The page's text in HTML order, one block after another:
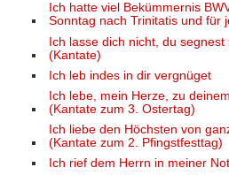
Ich hatte viel Bekümmernis
Sonntag nach Trinitatis und für
Ich lasse dich nicht, du segnest
(Kantate)
Ich leb indes in dir vergnüget
Ich lebe, mein Herze, zu
(Kantate zum 3. Ostertag)
Ich liebe den Höchsten von
(Kantate zum 2. Pfingstfesttag)
Ich rief dem Herrn in meiner